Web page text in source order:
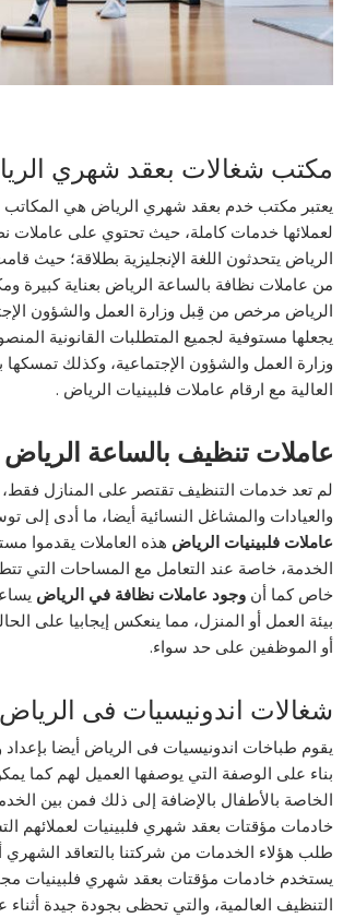
مكتب شغالات بعقد شهري
يعتبر مكتب خدم بعقد شهري الرياض هي المكاتب
لعملائها خدمات كاملة، حيث تحتوي على عاملات
الرياض يتحدثون اللغة الإنجليزية بطلاقة؛ حيث
من عاملات نظافة بالساعة الرياض بعناية كبيرة
الرياض مرخص من قِبل وزارة العمل والشؤون
يجعلها مستوفية لجميع المتطلبات القانونية
وزارة العمل والشؤون الإجتماعية، وكذلك تمسكها
العالية مع ارقام عاملات فلبينيات الرياض .
عاملات تنظيف بالساعة الرياض
لم تعد خدمات التنظيف تقتصر على المنازل
والعيادات والمشاغل النسائية أيضا، ما أدى
عاملات فلبينيات الرياض هذه العاملات يقدموا
الخدمة، خاصة عند التعامل مع المساحات التي
خاص كما أنوجود عاملات نظافة في الرياض
بيئة العمل أو المنزل، مما ينعكس إيجابيا على
أو الموظفين على حد سواء.
شغالات اندونيسيات فى الرياض
يقوم طباخات اندونيسيات فى الرياض أيضا
بناء على الوصفة التي يوصفها العميل لهم كما
الخاصة بالأطفال بالإضافة إلى ذلك فمن بين
خادمات مؤقتات بعقد شهري فلبينيات لعملائهم
طلب هؤلاء الخدمات من شركتنا بالتعاقد الشهري
يستخدم خادمات مؤقتات بعقد شهري فلبينيات
التنظيف العالمية، والتي تحظى بجودة جيدة أثناء